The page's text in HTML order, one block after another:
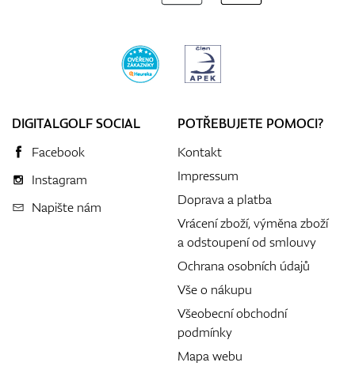
DIGITALGOLF SOCIAL
Facebook
Instagram
Napište nám
POTŘEBUJETE POMOCI?
Kontakt
Impressum
Doprava a platba
Vrácení zboží, výměna zboží
a odstoupení od smlouvy
Ochrana osobních údajů
Vše o nákupu
Všeobecní obchodní
podmínky
Mapa webu